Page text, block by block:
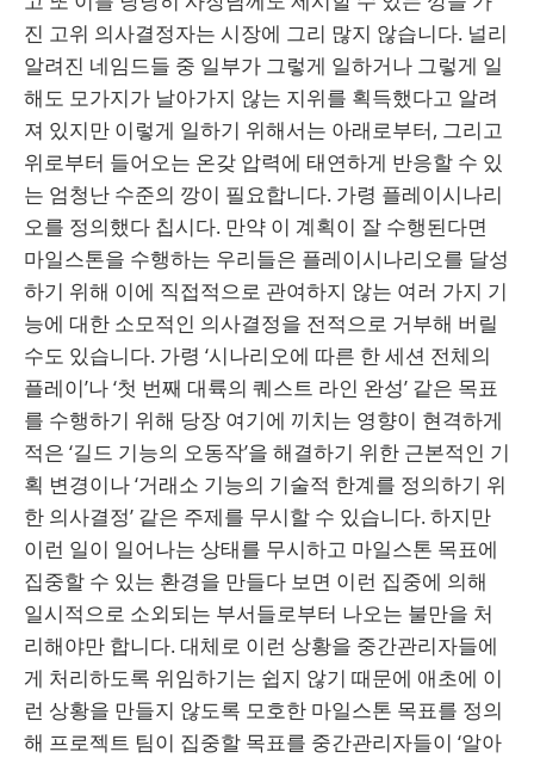
진 고위 의사결정자는 시장에 그리 많지 않습니다. 널리
알려진 네임드들 중 일부가 그렇게 일하거나 그렇게 일
해도 모가지가 날아가지 않는 지위를 획득했다고 알려
져 있지만 이렇게 일하기 위해서는 아래로부터, 그리고
위로부터 들어오는 온갖 압력에 태연하게 반응할 수 있
는 엄청난 수준의 깡이 필요합니다. 가령 플레이시나리
오를 정의했다 칩시다. 만약 이 계획이 잘 수행된다면
마일스톤을 수행하는 우리들은 플레이시나리오를 달성
하기 위해 이에 직접적으로 관여하지 않는 여러 가지 기
능에 대한 소모적인 의사결정을 전적으로 거부해 버릴
수도 있습니다. 가령 ‘시나리오에 따른 한 세션 전체의
플레이’나 ‘첫 번째 대륙의 퀘스트 라인 완성’ 같은 목표
를 수행하기 위해 당장 여기에 끼치는 영향이 현격하게
적은 ‘길드 기능의 오동작’을 해결하기 위한 근본적인 기
획 변경이나 ‘거래소 기능의 기술적 한계를 정의하기 위
한 의사결정’ 같은 주제를 무시할 수 있습니다. 하지만
이런 일이 일어나는 상태를 무시하고 마일스톤 목표에
집중할 수 있는 환경을 만들다 보면 이런 집중에 의해
일시적으로 소외되는 부서들로부터 나오는 불만을 처
리해야만 합니다. 대체로 이런 상황을 중간관리자들에
게 처리하도록 위임하기는 쉽지 않기 때문에 애초에 이
런 상황을 만들지 않도록 모호한 마일스톤 목표를 정의
해 프로젝트 팀이 집중할 목표를 중간관리자들이 ‘알아